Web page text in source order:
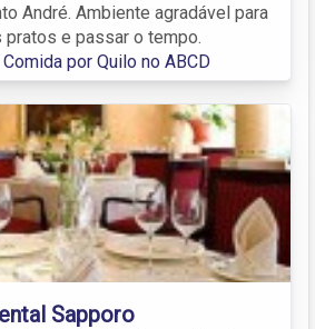
André. Ambiente agradável para
e passar o tempo.
por Quilo no ABCD
Sapporo